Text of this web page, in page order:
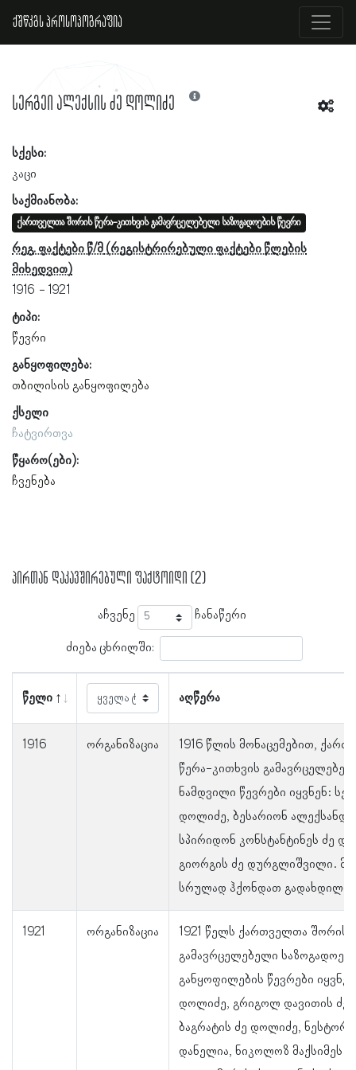
ქშწკგს პროსოპოგრაფია
სერგეი ალექსის ძე დოლიძე
სქესი:
კაცი
საქმიანობა:
ქართველთა შორის წერა-კითხვის გამავრცელებელი საზოგადოების წევრი
რეგ. ფაქტები წ/მ
1916
1921
ტიპი:
წევრი
განყოფილება:
თბილისის განყოფილება
ქსელი
ჩატვირთვა
წყარო(ები):
ჩვენება
პირთან დაკავშირებული ფაქტოიდი (2)
აჩვენე ჩანაწერი
ძიება ცხრილში:
წელი აღწერა
1916 ორგანიზაცია
1916 წლის მონაცემებით,
წერა-კითხვის
ნამდვილი წევრები იყვნენ:
დოლიძე, ბესარიონ
სპირიდონ კონსტანტინეს ძე
გიორგის ძე დურგლიშვილი.
სრულად ჰქონდათ გადახდილი.
1921 ორგანიზაცია
1921 წელს ქართველთა შორის
გამავრცელებელი
განყოფილების წევრები
დოლიძე, გრიგოლ დავითის ძე
ბაგრატის ძე დოლიძე, ნესტორ
დანელია, ნიკოლოზ მაქსიმეს